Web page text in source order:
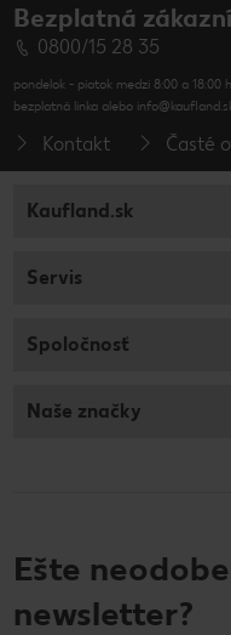
Bezplatná
0800/15 28 35
pondelok - piatok medzi 8:00 a 18:00
bezplatná linka alebo
Kontakt Časté
Kaufland.sk
Servis
Spoločnosť
Naše značky
Ešte
newsletter?